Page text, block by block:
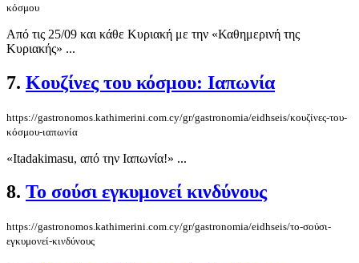
κόσμου
Από τις 25/09 και κάθε Κυριακή με την «Καθημερινή της
Κυριακής» ...
7. Κουζίνες του κόσμου: Ιαπωνία
https://gastronomos.kathimerini.com.cy/gr/gastronomia/eidhseis/κουζίνες-του-
κόσμου-ιαπωνία
«Itadakimasu, από την Ιαπωνία!» ...
8. Το σούσι εγκυμονεί κινδύνους
https://gastronomos.kathimerini.com.cy/gr/gastronomia/eidhseis/το-σούσι-
εγκυμονεί-κινδύνους